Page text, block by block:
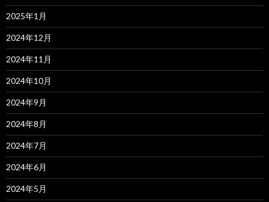
2025年1月
2024年12月
2024年11月
2024年10月
2024年9月
2024年8月
2024年7月
2024年6月
2024年5月